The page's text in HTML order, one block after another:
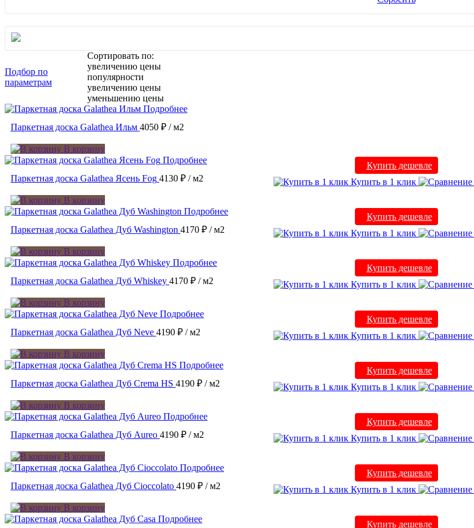
Подбор по
параметрам
Сортировать по:
увеличению цены
популярности
увеличению цены
уменьшению цены
Подробнее
Паркетная доска Galathea Ильм 4050 ₽ / м2
В корзину
Купить дешевле
Купить в 1 клик
Подробнее
Паркетная доска Galathea Ясень Fog 4130 ₽ / м2
В корзину
Купить дешевле
Купить в 1 клик
Подробнее
Паркетная доска Galathea Дуб Washington 4170 ₽ / м2
В корзину
Купить дешевле
Купить в 1 клик
Подробнее
Паркетная доска Galathea Дуб Whiskey 4170 ₽ / м2
В корзину
Купить дешевле
Купить в 1 клик
Подробнее
Паркетная доска Galathea Дуб Neve 4190 ₽ / м2
В корзину
Купить дешевле
Купить в 1 клик
Подробнее
Паркетная доска Galathea Дуб Crema HS 4190 ₽ / м2
В корзину
Купить дешевле
Купить в 1 клик
Подробнее
Паркетная доска Galathea Дуб Aureo 4190 ₽ / м2
В корзину
Купить дешевле
Купить в 1 клик
Подробнее
Паркетная доска Galathea Дуб Cioccolato 4190 ₽ / м2
В корзину
Купить дешевле
Подробнее